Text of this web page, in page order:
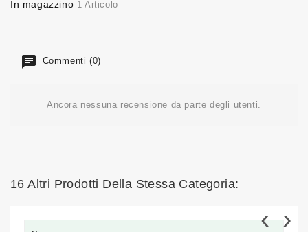
In magazzino 1 Articolo
Commenti (0)
Ancora nessuna recensione da parte degli utenti.
16 Altri Prodotti Della Stessa Categoria:
‹ ›